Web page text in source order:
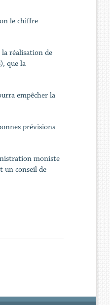
le chiffre
réalisation de
que la
empêcher la
prévisions
moniste
un conseil de